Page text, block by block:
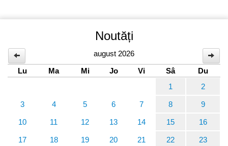
Noutăți
august 2026
Lu
Ma Mi Jo Vi Sâ
Du
1
2
3 4 5 6 7 8 9
10 11 12 13 14 15 16
17 18 19 20 21 22 23